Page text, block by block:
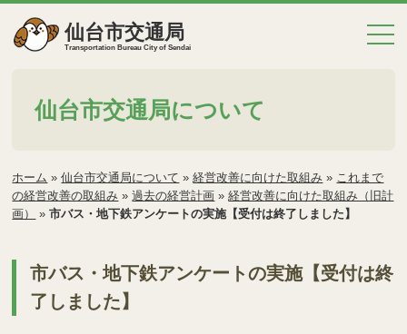
仙台市交通局
Transportation Bureau City of Sendai
仙台市交通局について
ホーム »仙台市交通局について »経営改善に向けた取組み » これまで
の経営改善の取組み »過去の経営計画 »経営改善に向けた取組み（旧計
画）
»市バス・地下鉄アンケートの実施【受付は終了しました】
市バス・地下鉄アンケートの実施【受付は終
了しました】